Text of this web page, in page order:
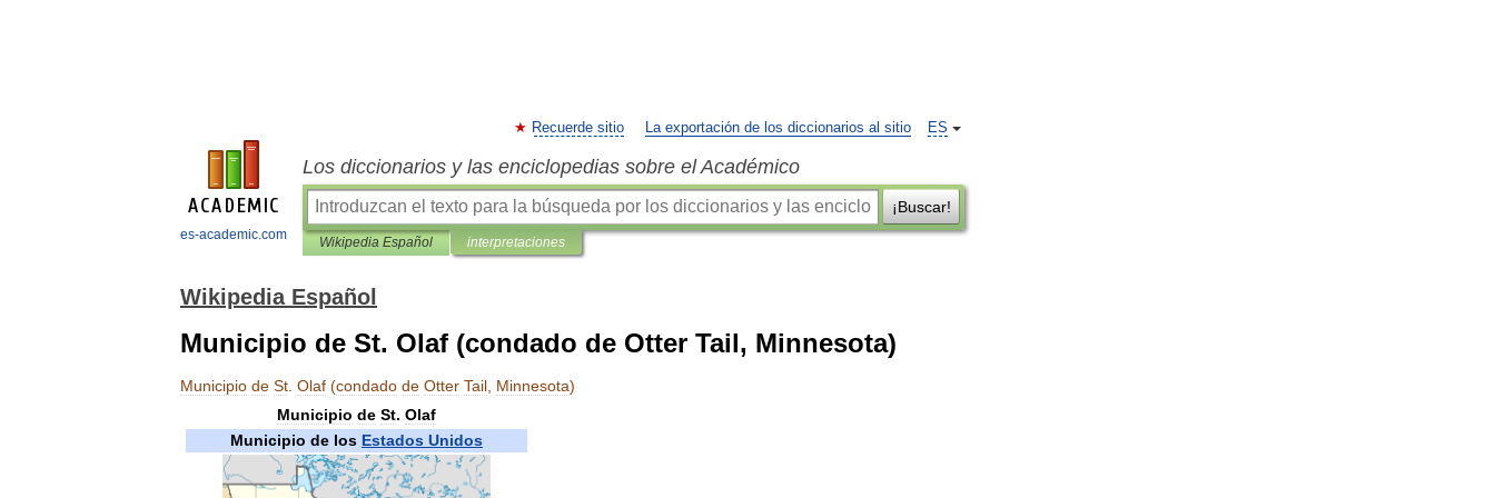
es-academic.com
ES
Recuerde sitio La exportación de los diccionarios al sitio
Los diccionarios y las enciclopedias sobre el Académico
¡Buscar!
Wikipedia Español interpretaciones
Wikipedia Español
Municipio de St. Olaf (condado de Otter Tail, Minnesota)
Municipio de St Olaf (condado de Otter Tail Minnesota)
Municipio de St. Olaf
Municipio de los Estados Unidos